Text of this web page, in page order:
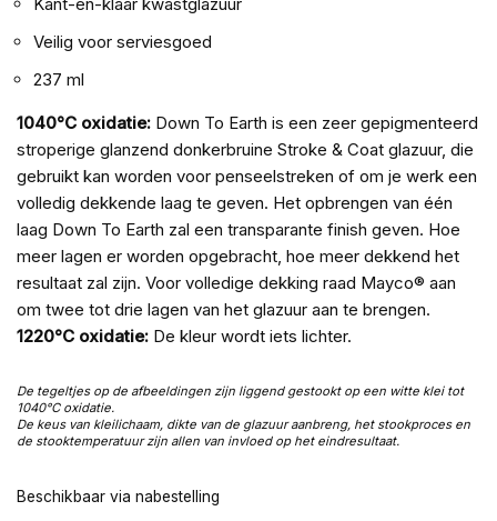
Kant-en-klaar kwastglazuur
Veilig voor serviesgoed
237 ml
1040°C oxidatie: Down To Earth is een zeer gepigmenteerd
stroperige glanzend donkerbruine Stroke & Coat glazuur, die
gebruikt kan worden voor penseelstreken of om je werk een
volledig dekkende laag te geven. Het opbrengen van één
laag Down To Earth zal een transparante finish geven. Hoe
meer lagen er worden opgebracht, hoe meer dekkend het
resultaat zal zijn. Voor volledige dekking raad Mayco® aan
om twee tot drie lagen van het glazuur aan te brengen.
1220°C oxidatie: De kleur wordt iets lichter.
De tegeltjes op de afbeeldingen zijn liggend gestookt op een witte klei tot
1040°C oxidatie.
De keus van kleilichaam, dikte van de glazuur aanbreng, het stookproces en
de stooktemperatuur zijn allen van invloed op het eindresultaat.
Beschikbaar via nabestelling